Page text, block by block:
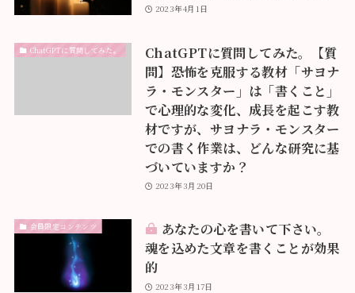
2023年4月1日
ChatGPTに質問してみた。
ChatGPTに質問してみた。【質
問】恐怖を克服する教材「サヨナ
ラ・モンスター」は「書くこと」
で心理的な変化、成長を起こす教
材ですが、サヨナラ・モンスター
での書く作業は、どんな研究に基
づいていますか？
2023年3月20日
会員限定コンテンツ
あなたの心を書いて下さい。
魂を込めた文章を書くことが効果
的
2023年3月17日